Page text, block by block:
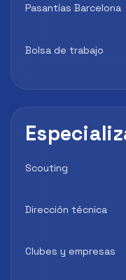
Pasantías Barcelona
Bolsa de trabajo
Scouting
Dirección técnica
Clubes y empresas